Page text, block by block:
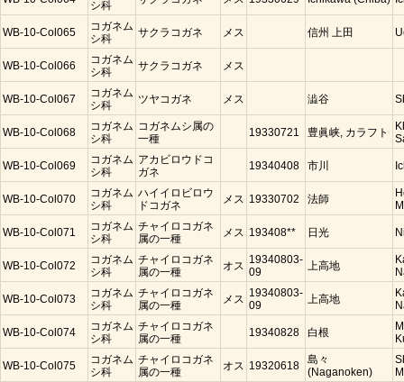
シ科
WB-10-Col065
コガネム
シ科
サクラコガネ メス 信州 上田
WB-10-Col066
コガネム
シ科
サクラコガネ メス
WB-10-Col067
コガネム
シ科
ツヤコガネ メス 澁谷
WB-10-Col068
コガネム
シ科
コガネムシ属の
一種
19330721 豊眞峡, カラフト
WB-10-Col069
コガネム
シ科
アカビロウドコ
ガネ
19340408 市川
WB-10-Col070
コガネム
シ科
ハイイロビロウ
ドコガネ
メス 19330702 法師
WB-10-Col071
コガネム
シ科
チャイロコガネ
属の一種
メス 193408** 日光
WB-10-Col072
コガネム
シ科
チャイロコガネ
属の一種
オス 19340803-
09
上高地
WB-10-Col073
コガネム
シ科
チャイロコガネ
属の一種
メス 19340803-
09
上高地
WB-10-Col074
コガネム
シ科
チャイロコガネ
属の一種
19340828 白根
WB-10-Col075
コガネム
シ科
チャイロコガネ
属の一種
オス 19320618
島々
(Naganoken)